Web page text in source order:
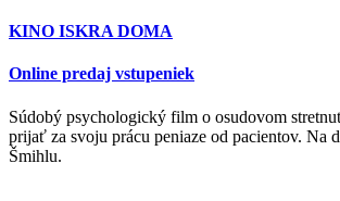
KINO ISKRA DOMA
Online predaj vstupeniek
Súdobý psychologický film o osudovom
prijať za svoju prácu peniaze od pacientov. Na
Šmihlu.